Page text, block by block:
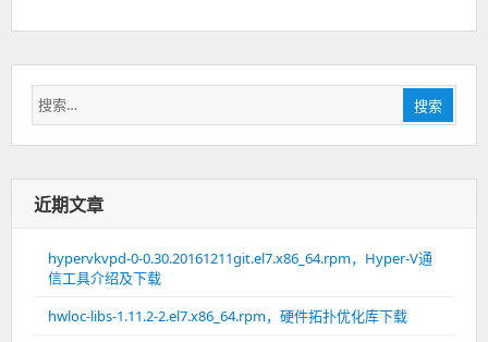
搜
索：
搜索
近期文章
hypervkvpd-0-0.30.20161211git.el7.x86_64.rpm，Hyper-V通
信工具介绍及下载
hwloc-libs-1.11.2-2.el7.x86_64.rpm，硬件拓扑优化库下载